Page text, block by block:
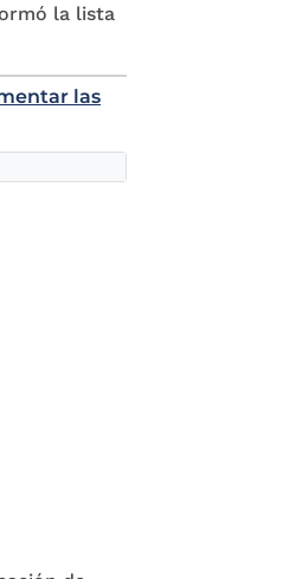
la lista
las